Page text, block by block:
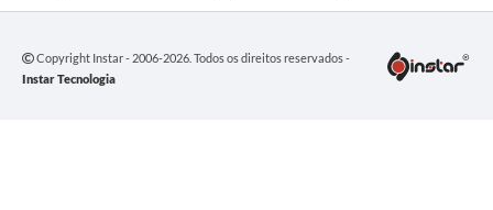
Copyright Instar - 2006-2026. Todos os direitos reservados -
Instar Tecnologia